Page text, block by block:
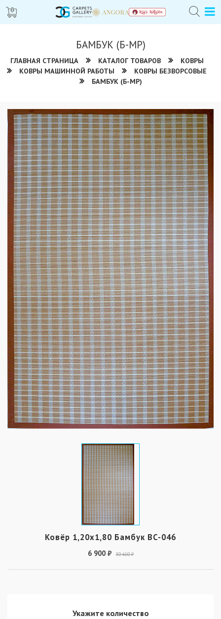
БАМБУК (Б-МР)
ГЛАВНАЯ СТРАНИЦА КАТАЛОГ ТОВАРОВ
КОВРЫ
КОВРЫ МАШИННОЙ РАБОТЫ
КОВРЫ БЕЗВОРСОВЫЕ
БАМБУК (Б-МР)
Ковёр 1,20х1,80 Бамбук ВС-046
6 900 ₽ 30 610 ₽
Укажите количество